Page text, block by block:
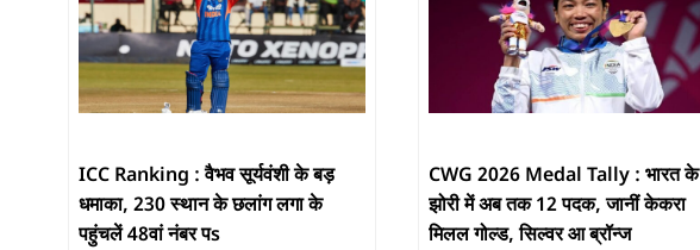
ICC Ranking : वैभव सूर्यवंशी के बड़
धमाका, 230 स्थान के छलांग लगा के
पहुंचलें 48वां नंबर पs
CWG 2026 Medal Tally : भारत के
झोरी में अब तक 12 पदक, जानीं केकरा
मिलल गोल्ड, सिल्वर आ ब्रॉन्ज